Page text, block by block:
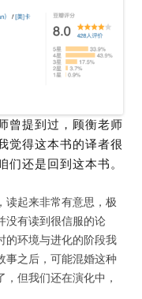
曾提到过，顾衡老师
觉得这本书的译者很
还是回到这本书。
读起来非常有意思，极
没有读到很信服的论
的环境与进化的阶段我
事之后，可能混婚这种
但我们还在演化中，